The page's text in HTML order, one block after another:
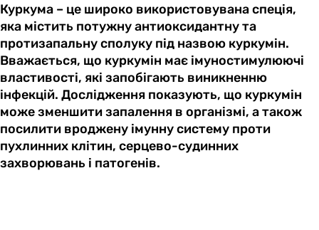
Куркума – це широко використовувана спеція,
яка містить потужну антиоксидантну та
протизапальну сполуку під назвою куркумін.
Вважається, що куркумін має імуностимулюючі
властивості, які запобігають виникненню
інфекцій. Дослідження показують, що куркумін
може зменшити запалення в організмі, а також
посилити вроджену імунну систему проти
пухлинних клітин, серцево-судинних
захворювань і патогенів.